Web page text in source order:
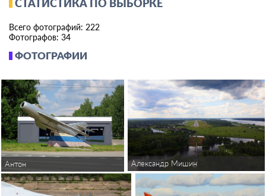
ФОТОГРАФИИ
Антон Александр Мишин
СТАТИСТИКА ПО ВЫБОРКЕ
Всего фотографий: 222
Фотографов: 34